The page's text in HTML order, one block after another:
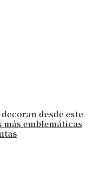
desde este
más emblemáticas